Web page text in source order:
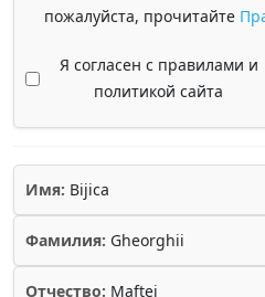
пожалуйста, прочитайте
Я согласен с правилами и
политикой сайта
Имя: Bijica
Фамилия: Gheorghii
Отчество: Maftei